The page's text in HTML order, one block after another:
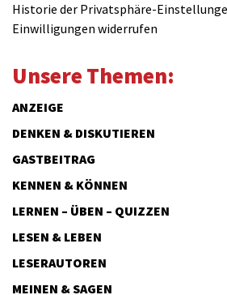
Historie der Privatsphäre-
Einwilligungen widerrufen
Unsere Themen:
ANZEIGE
DENKEN & DISKUTIEREN
GASTBEITRAG
KENNEN & KÖNNEN
LERNEN – ÜBEN – QUIZZEN
LESEN & LEBEN
LESERAUTOREN
MEINEN & SAGEN